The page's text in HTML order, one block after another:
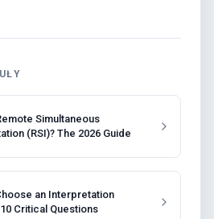
Simultaneous
(RSI)? The 2026 Guide
an Interpretation
Critical Questions